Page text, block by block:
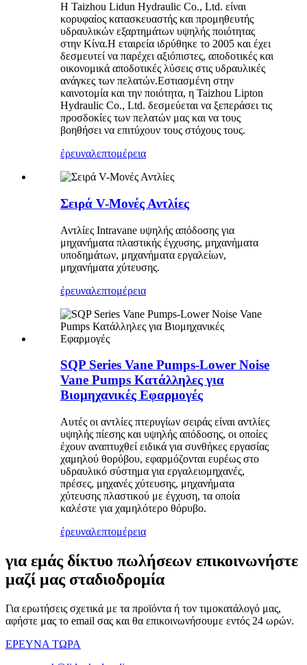
Η Taizhou Lidun Hydraulic Co., Ltd. είναι
κορυφαίος κατασκευαστής και προμηθευτής
υδραυλικών εξαρτημάτων υψηλής ποιότητας
στην Κίνα.Η εταιρεία ιδρύθηκε το 2005 και έχει
δεσμευτεί να παρέχει αξιόπιστες, αποδοτικές και
οικονομικά αποδοτικές λύσεις στις υδραυλικές
ανάγκες των πελατών.Εστιασμένη στην
καινοτομία και την ποιότητα, η Taizhou Lipton
Hydraulic Co., Ltd. δεσμεύεται να ξεπεράσει τις
προσδοκίες των πελατών μας και να τους
βοηθήσει να επιτύχουν τους στόχους τους.
έρευναλεπτομέρεια
Σειρά V-Μονές Αντλίες
Αντλίες Intravane υψηλής απόδοσης για
μηχανήματα πλαστικής έγχυσης, μηχανήματα
υποδημάτων, μηχανήματα εργαλείων,
μηχανήματα χύτευσης.
έρευναλεπτομέρεια
SQP Series Vane Pumps-Lower Noise
Vane Pumps Κατάλληλες για
Βιομηχανικές Εφαρμογές
Αυτές οι αντλίες πτερυγίων σειράς είναι αντλίες
υψηλής πίεσης και υψηλής απόδοσης, οι οποίες
έχουν αναπτυχθεί ειδικά για συνθήκες εργασίας
χαμηλού θορύβου, εφαρμόζονται ευρέως στο
υδραυλικό σύστημα για εργαλειομηχανές,
πρέσες, μηχανές χύτευσης, μηχανήματα
χύτευσης πλαστικού με έγχυση, τα οποία
καλέστε για χαμηλότερο θόρυβο.
έρευναλεπτομέρεια
για εμάς δίκτυο πωλήσεων επικοινωνήστε
μαζί μας σταδιοδρομία
Για ερωτήσεις σχετικά με τα προϊόντα ή τον τιμοκατάλογό μας,
αφήστε μας το email σας και θα επικοινωνήσουμε εντός 24 ωρών.
ΕΡΕΥΝΑ ΤΩΡΑ